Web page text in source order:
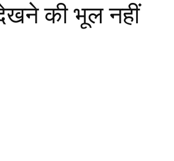
की भूल नहीं